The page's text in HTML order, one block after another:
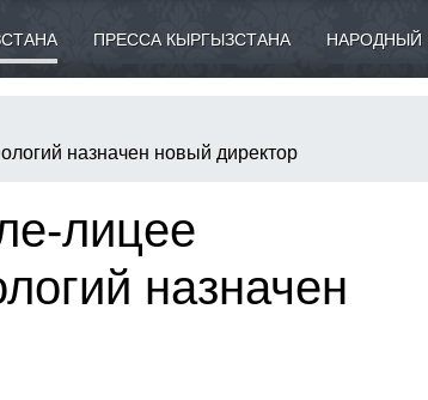
ПРЕССА КЫРГЫЗСТАНА НАРОДНЫЙ
назначен новый директор
лицее
назначен